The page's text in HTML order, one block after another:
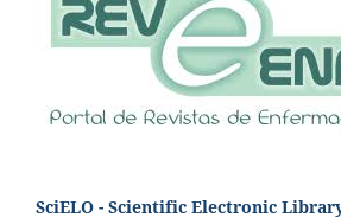
SciELO - Scientific Electronic